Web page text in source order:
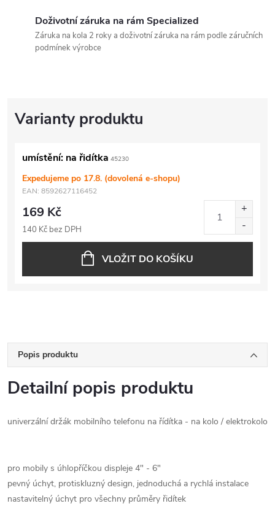
Doživotní záruka na rám Specialized
Záruka na kola 2 roky a doživotní záruka na rám podle záručních
podmínek výrobce
umístění: na řidítka 45230
Expedujeme po 17.8. (dovolená e-shopu)
EAN: 8592627116452
169 Kč
140 Kč bez DPH
VLOŽIT DO KOŠÍKU
Popis produktu
Detailní popis produktu
univerzální držák mobilního telefonu na řídítka - na kolo / elektrokolo
pro mobily s úhlopříčkou displeje 4" - 6"
pevný úchyt, protiskluzný design, jednoduchá a rychlá instalace
nastavitelný úchyt pro všechny průměry řidítek